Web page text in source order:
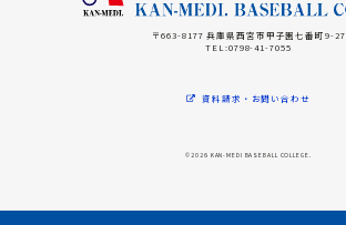
〒663-8177 兵庫県西宮市甲子園七番町9-27
TEL:0798-41-7055
資料請求・お問い合わせ
©2026 KAN-MEDI BASEBALL COLLEGE.